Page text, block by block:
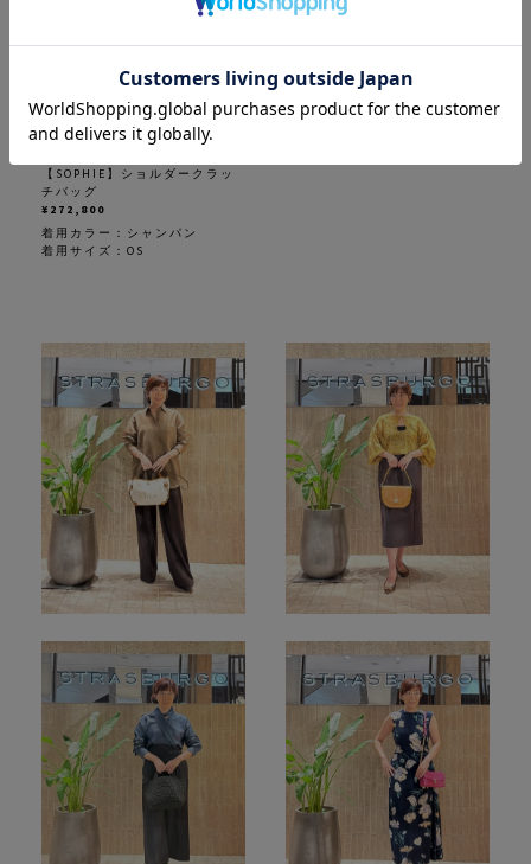
【SOPHIE】ショルダークラッ
チバッグ
¥272,800
着用カラー： シャンパン
着用サイズ：OS